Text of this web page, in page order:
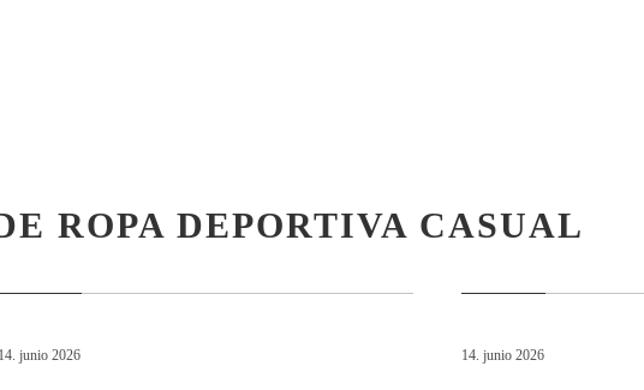
ROPA DEPORTIVA CASUAL
14. junio 2026 14. junio 2026